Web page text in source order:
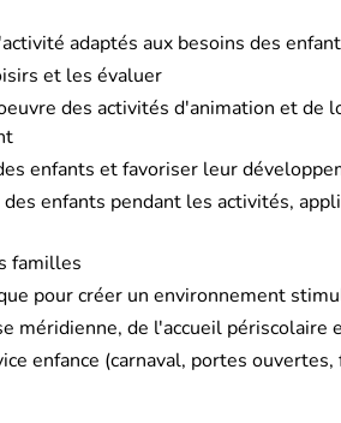
adaptés aux besoins des
et les évaluer
des activités d'animation et de
enfants et favoriser leur
enfants pendant les activités,
familles
pour créer un environnement
méridienne, de l'accueil périscolaire
enfance (carnaval, portes